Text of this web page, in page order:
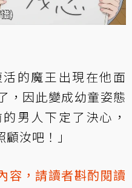
的魔王出現在他面
，因此變成幼童姿態
男人下定了決心，
汝吧！」
容，請讀者斟酌閱讀